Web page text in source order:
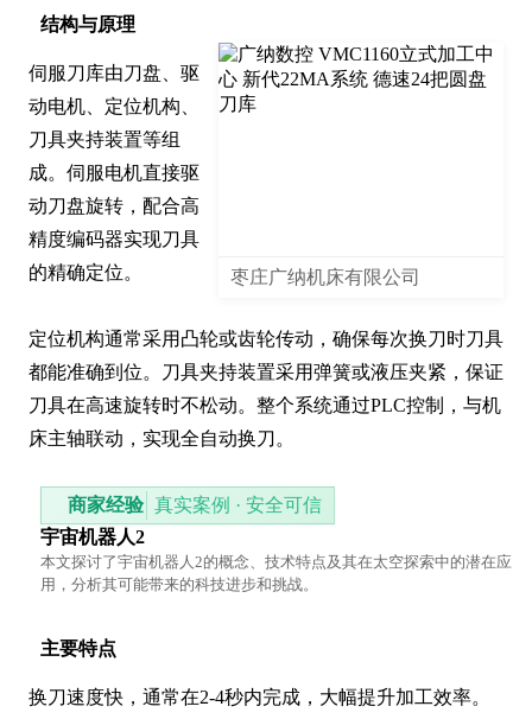
结构与原理
枣庄广纳机床有限公司
伺服刀库由刀盘、驱
动电机、定位机构、
刀具夹持装置等组
成。伺服电机直接驱
动刀盘旋转，配合高
精度编码器实现刀具
的精确定位。
定位机构通常采用凸轮或齿轮传动，确保每次换刀时刀具
都能准确到位。刀具夹持装置采用弹簧或液压夹紧，保证
刀具在高速旋转时不松动。整个系统通过PLC控制，与机
床主轴联动，实现全自动换刀。
商家经验 真实案例 · 安全可信
宇宙机器人2
本文探讨了宇宙机器人2的概念、技术特点及其在太空探索中的潜在应
用，分析其可能带来的科技进步和挑战。
主要特点
换刀速度快，通常在2-4秒内完成，大幅提升加工效率。